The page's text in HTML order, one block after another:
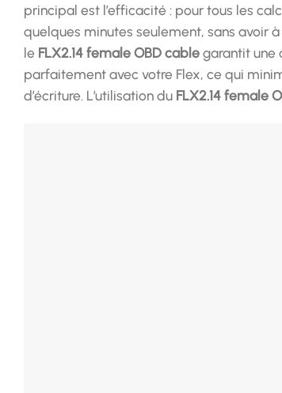
principal est l’efficacité : pour tous les
quelques minutes seulement, sans avoir
le FLX2.14 female OBD cablegarantit une
parfaitement avec votre Flex, ce qui
d’écriture. L’utilisation du FLX2.14 female